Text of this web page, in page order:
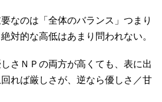
なのは「全体のバランス」つまり
対的な高低はあまり問われない。
さＮＰの両方が高くても、表に出
れば厳しさが、逆なら優しさ／甘